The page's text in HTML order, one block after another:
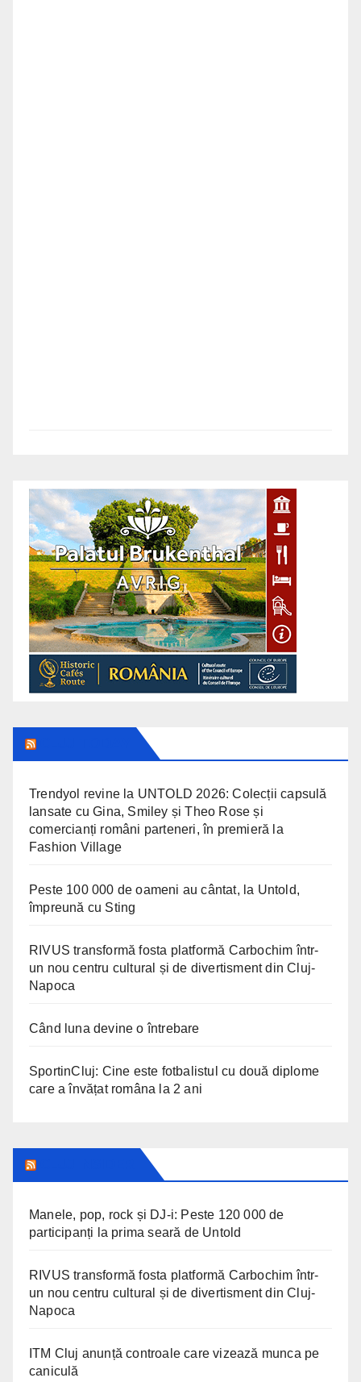
Trendyol revine la UNTOLD 2026: Colecții capsulă
lansate cu Gina, Smiley și Theo Rose și
comercianți români parteneri, în premieră la
Fashion Village
Peste 100 000 de oameni au cântat, la Untold,
împreună cu Sting
RIVUS transformă fosta platformă Carbochim într-
un nou centru cultural și de divertisment din Cluj-
Napoca
Când luna devine o întrebare
SportinCluj: Cine este fotbalistul cu două diplome
care a învățat româna la 2 ani
Manele, pop, rock și DJ-i: Peste 120 000 de
participanți la prima seară de Untold
RIVUS transformă fosta platformă Carbochim într-
un nou centru cultural și de divertisment din Cluj-
Napoca
ITM Cluj anunță controale care vizează munca pe
caniculă